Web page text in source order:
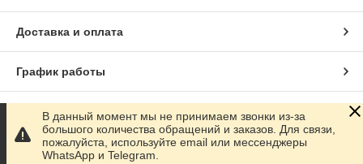
Доставка и оплата
График работы
Полная версия сайта
Сайт создан на маркетплейсе
В данный момент мы не принимаем звонки из-за
большого количества обращений и заказов. Для связи,
пожалуйста, используйте email или мессенджеры
WhatsApp и Telegram.